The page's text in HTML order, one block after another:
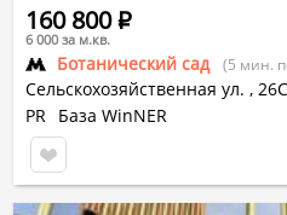
Ботанический сад (5 мин.
Сельскохозяйственная ул. ,
160 800Р
6 000 за м.кв.
PR База WinNER